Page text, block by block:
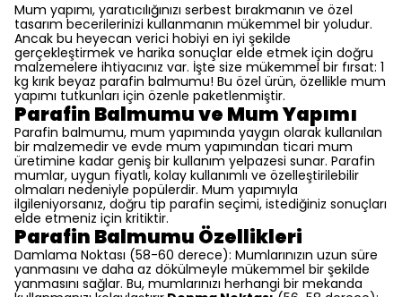
Mum yapımı, yaratıcılığınızı serbest bırakmanın ve özel
tasarım becerilerinizi kullanmanın mükemmel bir yoludur.
Ancak bu heyecan verici hobiyi en iyi şekilde
gerçekleştirmek ve harika sonuçlar elde etmek için doğru
malzemelere ihtiyacınız var. İşte size mükemmel bir fırsat: 1
kg kırık beyaz parafin balmumu! Bu özel ürün, özellikle mum
yapımı tutkunları için özenle paketlenmiştir.
Parafin Balmumu ve Mum Yapımı
Parafin balmumu, mum yapımında yaygın olarak kullanılan
bir malzemedir ve evde mum yapımından ticari mum
üretimine kadar geniş bir kullanım yelpazesi sunar. Parafin
mumlar, uygun fiyatlı, kolay kullanımlı ve özelleştirilebilir
olmaları nedeniyle popülerdir. Mum yapımıyla
ilgileniyorsanız, doğru tip parafin seçimi, istediğiniz sonuçları
elde etmeniz için kritiktir.
Parafin Balmumu Özellikleri
Damlama Noktası (58-60 derece): Mumlarınızın uzun süre
yanmasını ve daha az dökülmeyle mükemmel bir şekilde
yanmasını sağlar. Bu, mumlarınızı herhangi bir mekanda